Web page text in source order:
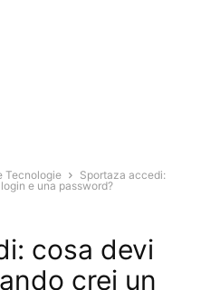
Tecnologie
Sportaza accedi:
e una password?
cosa devi
crei un